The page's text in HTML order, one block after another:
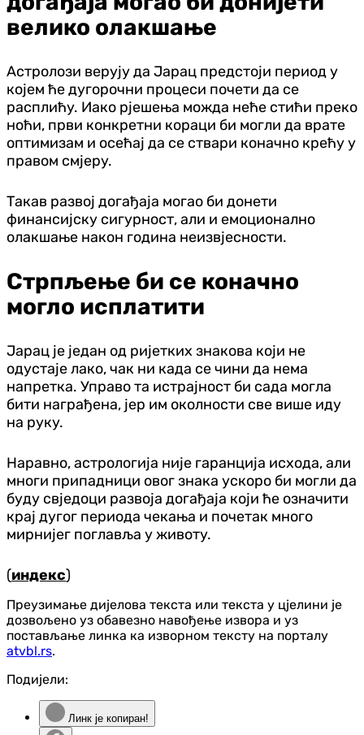
велико олакшање
Астролози верују да Јарац предстоји период у
којем ће дугорочни процеси почети да се
расплићу. Иако рјешења можда неће стићи преко
ноћи, први конкретни кораци би могли да врате
оптимизам и осећај да се ствари коначно крећу у
правом смјеру.
Такав развој догађаја могао би донети
финансијску сигурност, али и емоционално
олакшање након година неизвјесности.
Стрпљење би се коначно
могло исплатити
Јарац је један од ријетких знакова који не
одустаје лако, чак ни када се чини да нема
напретка. Управо та истрајност би сада могла
бити награђена, јер им околности све више иду
на руку.
Наравно, астрологија није гаранција исхода, али
многи припадници овог знака ускоро би могли да
буду свједоци развоја догађаја који ће означити
крај дугог периода чекања и почетак много
мирнијег поглавља у животу.
(индекс)
Преузимање дијелова текста или текста у цјелини је
дозвољено уз обавезно навођење извора и уз
постављање линка ка изворном тексту на порталу
atvbl.rs.
Подијели:
Линк је копиран!